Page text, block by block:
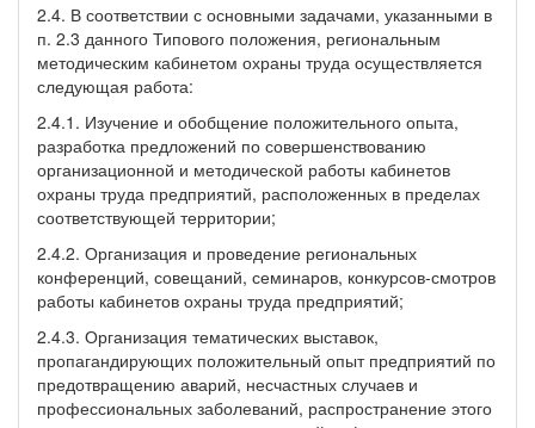
2.4. В соответствии с основными задачами, указанными в
п. 2.3 данного Типового положения, региональным
методическим кабинетом охраны труда осуществляется
следующая работа:
2.4.1. Изучение и обобщение положительного опыта,
разработка предложений по совершенствованию
организационной и методической работы кабинетов
охраны труда предприятий, расположенных в пределах
соответствующей территории;
2.4.2. Организация и проведение региональных
конференций, совещаний, семинаров, конкурсов-смотров
работы кабинетов охраны труда предприятий;
2.4.3. Организация тематических выставок,
пропагандирующих положительный опыт предприятий по
предотвращению аварий, несчастных случаев и
профессиональных заболеваний, распространение этого